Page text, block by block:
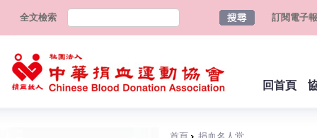
全文檢索 訂閱電子報
回首頁